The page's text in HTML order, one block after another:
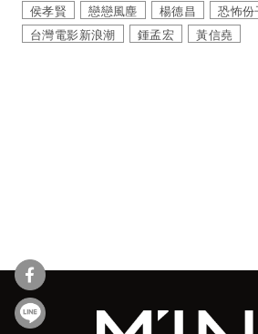
侯孝賢
戀戀風塵 楊德昌
恐怖份
台灣電影新浪潮
鍾孟宏 黃信堯